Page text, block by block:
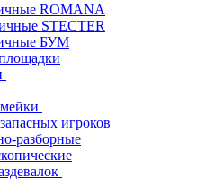
ROMANA
STECTER
БУМ
игроков
разборные